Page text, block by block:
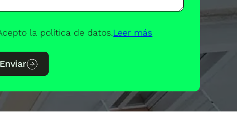
la política de datos.Leer más
Enviar